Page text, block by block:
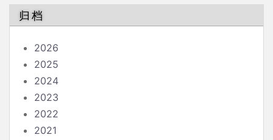
归档
2026
2025
2024
2023
2022
2021